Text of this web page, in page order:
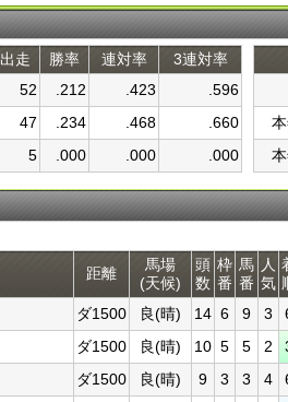
出走 勝率 連対率
3連対率
52 .212 .423
.596
47 .234 .468
.660
5 .000 .000 .000
距離
馬場
(天候)
頭
数
枠
番
馬
番
人
気
ダ1500 良(晴) 14 6 9 3
ダ1500 良(晴) 10 5 5 2
ダ1500 良(晴) 9 3 3 4